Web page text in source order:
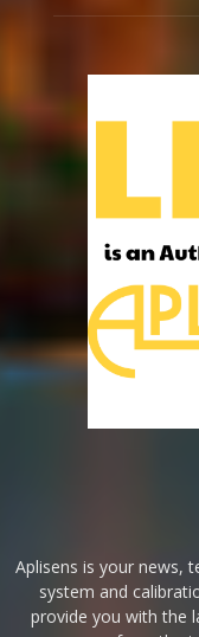
Aplisens is your news,
system and
provide you with the